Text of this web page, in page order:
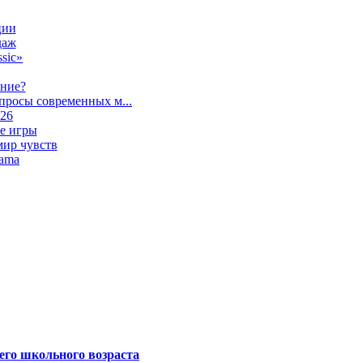
современных м...
игры
чувств
школьного возраста